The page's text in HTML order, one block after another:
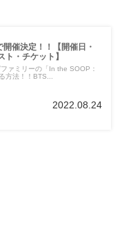
催決定！！【開催日・
・チケット】
ァミリーの「In the SOOP：
方法！！BTS...
2022.08.24